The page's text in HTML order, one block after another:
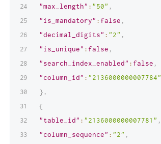
"max_length" : "50" ,
"is_mandatory" : false ,
"decimal_digits" : "2" ,
"is_unique" : false ,
"search_index_enabled" : false ,
"column_id" : "2136000000007784"
} ,
{
"table_id" : "2136000000007781" ,
"column_sequence" : "2" ,